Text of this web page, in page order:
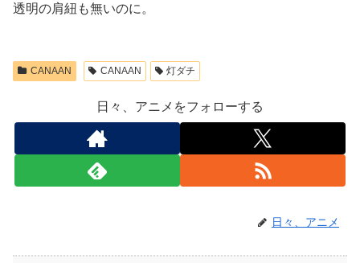
透明の肩紐も無いのに。
CANAAN CANAAN 灯ダチ
日々、アニメをフォローする
日々、アニメ